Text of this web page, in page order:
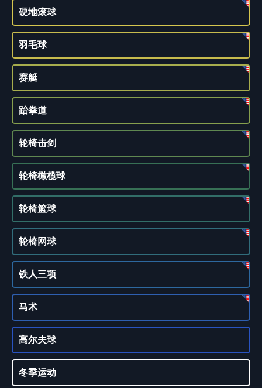
硬地滚球
羽毛球
赛艇
跆拳道
轮椅击剑
轮椅橄榄球
轮椅篮球
轮椅网球
铁人三项
马术
高尔夫球
冬季运动